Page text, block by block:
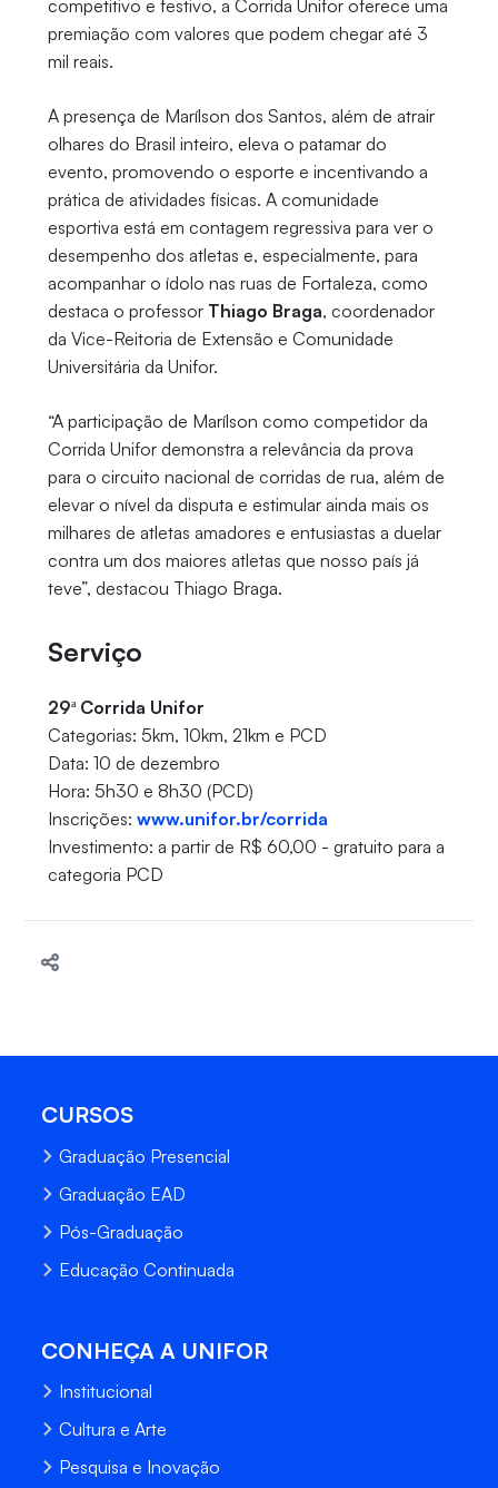
competitivo e festivo, a Corrida Unifor oferece uma
premiação com valores que podem chegar até 3
mil reais.
A presença de Marílson dos Santos, além de atrair
olhares do Brasil inteiro, eleva o patamar do
evento, promovendo o esporte e incentivando a
prática de atividades físicas. A comunidade
esportiva está em contagem regressiva para ver o
desempenho dos atletas e, especialmente, para
acompanhar o ídolo nas ruas de Fortaleza, como
destaca o professor Thiago Braga, coordenador
da Vice-Reitoria de Extensão e Comunidade
Universitária da Unifor.
“A participação de Marílson como competidor da
Corrida Unifor demonstra a relevância da prova
para o circuito nacional de corridas de rua, além de
elevar o nível da disputa e estimular ainda mais os
milhares de atletas amadores e entusiastas a duelar
contra um dos maiores atletas que nosso país já
teve”, destacou Thiago Braga.
Serviço
29ª Corrida Unifor
Categorias: 5km, 10km, 21km e PCD
Data: 10 de dezembro
Hora: 5h30 e 8h30 (PCD)
Inscrições: www.unifor.br/corrida
Investimento: a partir de R$ 60,00 - gratuito para a
categoria PCD
CURSOS
Graduação Presencial
Graduação EAD
Pós-Graduação
Educação Continuada
CONHEÇA A UNIFOR
Institucional
Cultura e Arte
Pesquisa e Inovação